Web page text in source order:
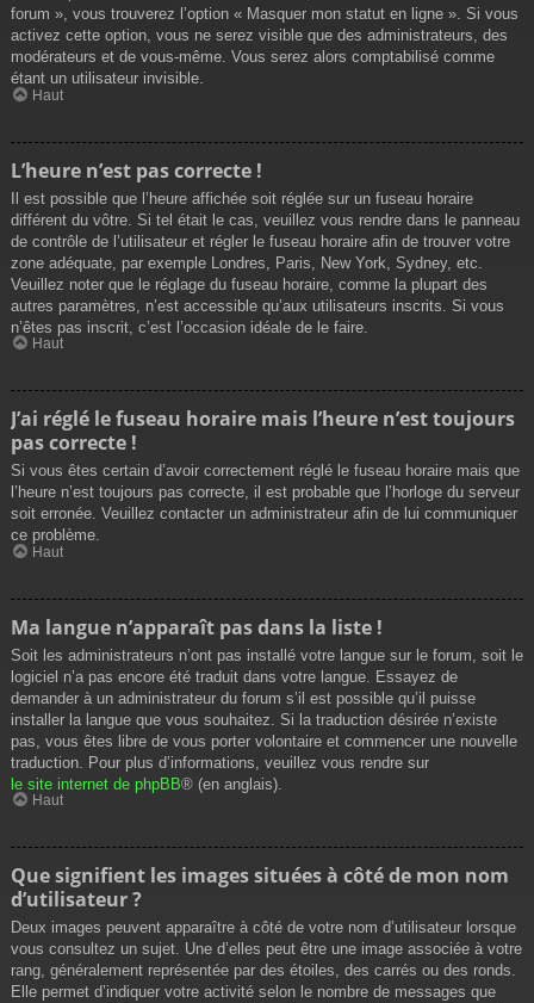
forum », vous trouverez l’option « Masquer mon statut en ligne ». Si vous
activez cette option, vous ne serez visible que des administrateurs, des
modérateurs et de vous-même. Vous serez alors comptabilisé comme
étant un utilisateur invisible.
Haut
L’heure n’est pas correcte !
Il est possible que l’heure affichée soit réglée sur un fuseau horaire
différent du vôtre. Si tel était le cas, veuillez vous rendre dans le panneau
de contrôle de l’utilisateur et régler le fuseau horaire afin de trouver votre
zone adéquate, par exemple Londres, Paris, New York, Sydney, etc.
Veuillez noter que le réglage du fuseau horaire, comme la plupart des
autres paramètres, n’est accessible qu’aux utilisateurs inscrits. Si vous
n’êtes pas inscrit, c’est l’occasion idéale de le faire.
Haut
J’ai réglé le fuseau horaire mais l’heure n’est toujours
pas correcte !
Si vous êtes certain d’avoir correctement réglé le fuseau horaire mais que
l’heure n’est toujours pas correcte, il est probable que l’horloge du serveur
soit erronée. Veuillez contacter un administrateur afin de lui communiquer
ce problème.
Haut
Ma langue n’apparaît pas dans la liste !
Soit les administrateurs n’ont pas installé votre langue sur le forum, soit le
logiciel n’a pas encore été traduit dans votre langue. Essayez de
demander à un administrateur du forum s’il est possible qu’il puisse
installer la langue que vous souhaitez. Si la traduction désirée n’existe
pas, vous êtes libre de vous porter volontaire et commencer une nouvelle
traduction. Pour plus d’informations, veuillez vous rendre sur
le site internet de phpBB® (en anglais).
Haut
Que signifient les images situées à côté de mon nom
d’utilisateur ?
Deux images peuvent apparaître à côté de votre nom d’utilisateur lorsque
vous consultez un sujet. Une d’elles peut être une image associée à votre
rang, généralement représentée par des étoiles, des carrés ou des ronds.
Elle permet d’indiquer votre activité selon le nombre de messages que